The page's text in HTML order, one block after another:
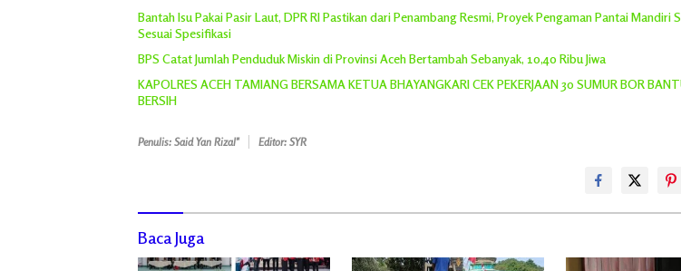
Bantah Isu Pakai Pasir Laut, DPR RI Pastikan dari Penambang Resmi, Proyek Pengaman Pantai Mandiri
Sesuai Spesifikasi
BPS Catat Jumlah Penduduk Miskin di Provinsi Aceh Bertambah Sebanyak, 10,40 Ribu Jiwa
KAPOLRES ACEH TAMIANG BERSAMA KETUA BHAYANGKARI CEK PEKERJAAN 30 SUMUR BOR
BERSIH
Penulis: Said Yan Rizal" Editor: SYR
Baca Juga